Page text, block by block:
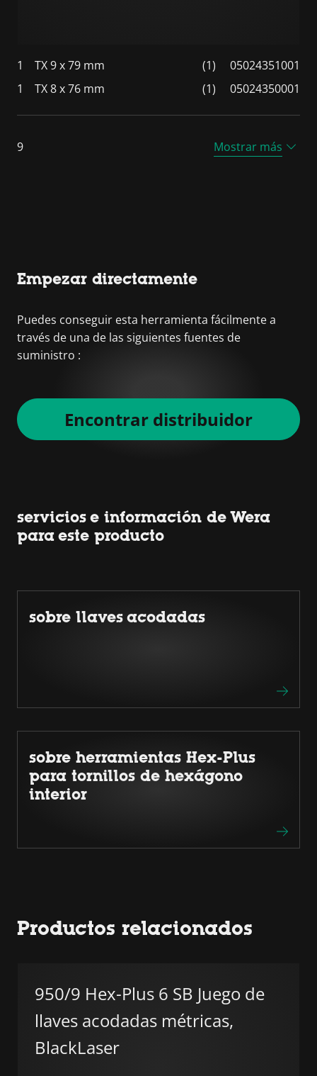
1 TX 9 x 79 mm (1)
05024351001
1
TX 8 x 76 mm (1) 05024350001
9 Mostrar más
Empezar directamente
Puedes conseguir esta herramienta fácilmente a
través de una de las siguientes fuentes de
suministro :
Encontrar distribuidor
servicios e información de Wera
para este producto
sobre llaves acodadas
sobre herramientas Hex-Plus
para tornillos de hexágono
interior
Productos relacionados
950/9 Hex-Plus 6 SB Juego de
llaves acodadas métricas,
BlackLaser